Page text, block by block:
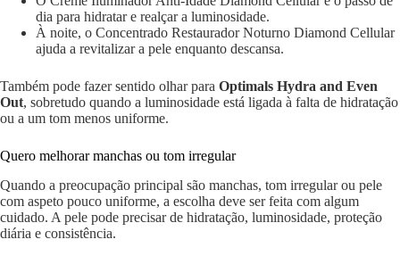
dia para hidratar e realçar a luminosidade.
À noite, o Concentrado Restaurador Noturno Diamond Cellular
ajuda a revitalizar a pele enquanto descansa.
Também pode fazer sentido olhar para Optimals Hydra and Even
Out, sobretudo quando a luminosidade está ligada à falta de hidratação
ou a um tom menos uniforme.
Quero melhorar manchas ou tom irregular
Quando a preocupação principal são manchas, tom irregular ou pele
com aspeto pouco uniforme, a escolha deve ser feita com algum
cuidado. A pele pode precisar de hidratação, luminosidade, proteção
diária e consistência.